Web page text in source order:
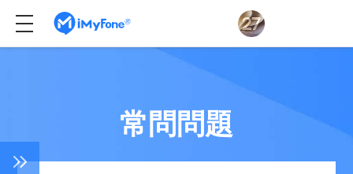
常問問題